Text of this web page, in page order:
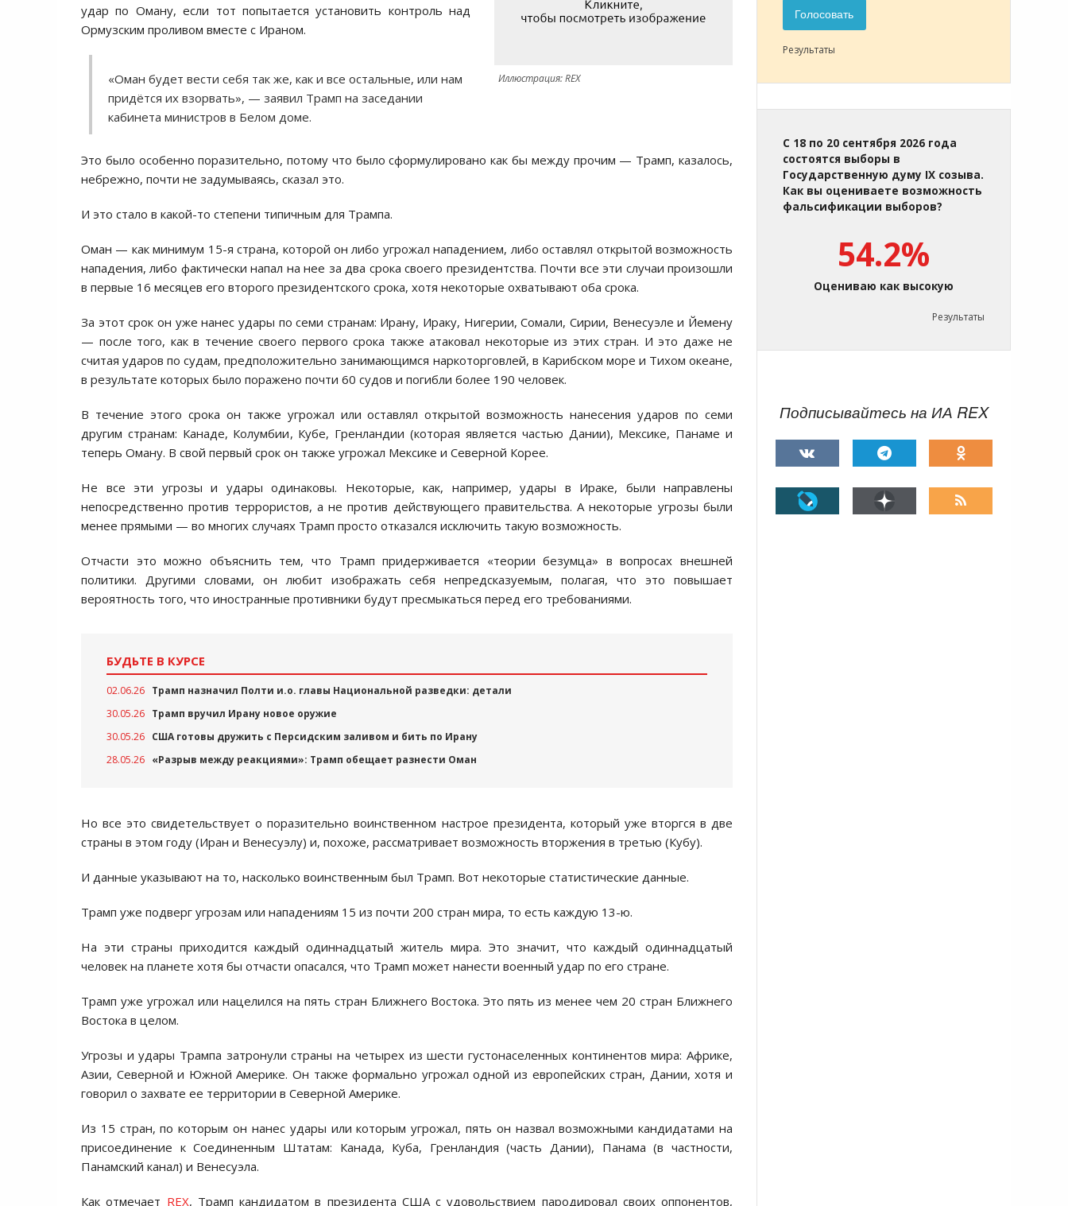
Иллюстрация: REX
удар по Оману, если тот попытается установить контроль над
Ормузским проливом вместе с Ираном.
«Оман будет вести себя так же, как и все остальные, или нам
придётся их взорвать», — заявил Трамп на заседании
кабинета министров в Белом доме.
Это было особенно поразительно, потому что было сформулировано как бы между прочим — Трамп, казалось,
небрежно, почти не задумываясь, сказал это.
И это стало в какой-то степени типичным для Трампа.
Оман — как минимум 15-я страна, которой он либо угрожал нападением, либо оставлял открытой возможность
нападения, либо фактически напал на нее за два срока своего президентства. Почти все эти случаи произошли
в первые 16 месяцев его второго президентского срока, хотя некоторые охватывают оба срока.
За этот срок он уже нанес удары по семи странам: Ирану, Ираку, Нигерии, Сомали, Сирии, Венесуэле и Йемену
— после того, как в течение своего первого срока также атаковал некоторые из этих стран. И это даже не
считая ударов по судам, предположительно занимающимся наркоторговлей, в Карибском море и Тихом океане,
в результате которых было поражено почти 60 судов и погибли более 190 человек.
В течение этого срока он также угрожал или оставлял открытой возможность нанесения ударов по семи
другим странам: Канаде, Колумбии, Кубе, Гренландии (которая является частью Дании), Мексике, Панаме и
теперь Оману. В свой первый срок он также угрожал Мексике и Северной Корее.
Не все эти угрозы и удары одинаковы. Некоторые, как, например, удары в Ираке, были направлены
непосредственно против террористов, а не против действующего правительства. А некоторые угрозы были
менее прямыми — во многих случаях Трамп просто отказался исключить такую ​​возможность.
Отчасти это можно объяснить тем, что Трамп придерживается «теории безумца» в вопросах внешней
политики. Другими словами, он любит изображать себя непредсказуемым, полагая, что это повышает
вероятность того, что иностранные противники будут пресмыкаться перед его требованиями.
БУДЬТЕ В КУРСЕ
02.06.26 Трамп назначил Полти и.о. главы Национальной разведки: детали
30.05.26 Трамп вручил Ирану новое оружие
30.05.26 США готовы дружить с Персидским заливом и бить по Ирану
28.05.26 «Разрыв между реакциями»: Трамп обещает разнести Оман
Но все это свидетельствует о поразительно воинственном настрое президента, который уже вторгся в две
страны в этом году (Иран и Венесуэлу) и, похоже, рассматривает возможность вторжения в третью (Кубу).
И данные указывают на то, насколько воинственным был Трамп. Вот некоторые статистические данные.
Трамп уже подверг угрозам или нападениям 15 из почти 200 стран мира, то есть каждую 13-ю.
На эти страны приходится каждый одиннадцатый житель мира. Это значит, что каждый одиннадцатый
человек на планете хотя бы отчасти опасался, что Трамп может нанести военный удар по его стране.
Трамп уже угрожал или нацелился на пять стран Ближнего Востока. Это пять из менее чем 20 стран Ближнего
Востока в целом.
Угрозы и удары Трампа затронули страны на четырех из шести густонаселенных континентов мира: Африке,
Азии, Северной и Южной Америке. Он также формально угрожал одной из европейских стран, Дании, хотя и
говорил о захвате ее территории в Северной Америке.
Из 15 стран, по которым он нанес удары или которым угрожал, пять он назвал возможными кандидатами на
присоединение к Соединенным Штатам: Канада, Куба, Гренландия (часть Дании), Панама (в частности,
Панамский канал) и Венесуэла.
Как отмечает REX, Трамп кандидатом в президента США с удовольствием пародировал своих оппонентов,
Голосовать
Результаты
С 18 по 20 сентября 2026 года
состоятся выборы в
Государственную думу IX созыва.
Как вы оцениваете возможность
фальсификации выборов?
54.2%
Оцениваю как высокую
Результаты
Подписывайтесь на ИА REX